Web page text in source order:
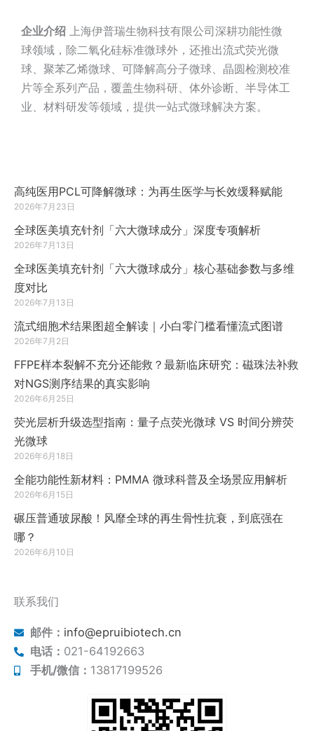
企业介绍 上海伊普瑞生物科技有限公司深耕功能性微
球领域，除二氧化硅标准微球外，还推出流式荧光微
球、聚苯乙烯微球、可降解高分子微球、晶圆检测校准
片等全系列产品，覆盖生物科研、体外诊断、半导体工
业、材料研发等领域，提供一站式微球解决方案。
高纯医用PCL可降解微球：为再生医学与长效缓释赋能
2026年7月23日
全球医美填充针剂「六大微球成分」深度专项解析
2026年7月13日
全球医美填充针剂「六大微球成分」核心基础参数与多维
度对比
2026年7月13日
流式细胞术结果图超全解读｜小白零门槛看懂流式图谱
2026年7月2日
FFPE样本裂解不充分还能救？最新临床研究：磁珠法补救
对NGS测序结果的真实影响
2026年6月25日
荧光层析升级选型指南：量子点荧光微球 VS 时间分辨荧
光微球
2026年6月18日
全能功能性新材料：PMMA 微球科普及全场景应用解析
2026年6月15日
碾压普通玻尿酸！风靡全球的再生骨性抗衰，到底强在
哪？
2026年6月10日
联系我们
邮件： info@epruibiotech.cn
电话： 021-64192663
手机/微信： 13817199526